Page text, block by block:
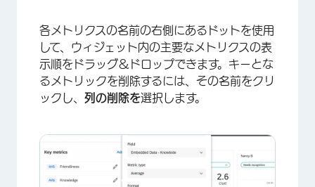
各メトリクスの名前の右側にあるドットを使用
して、ウィジェット内の主要なメトリクスの表
示順をドラッグ＆ドロップできます。キーとな
るメトリックを削除するには、その名前をクリ
ックし、 列の削除を選択します。